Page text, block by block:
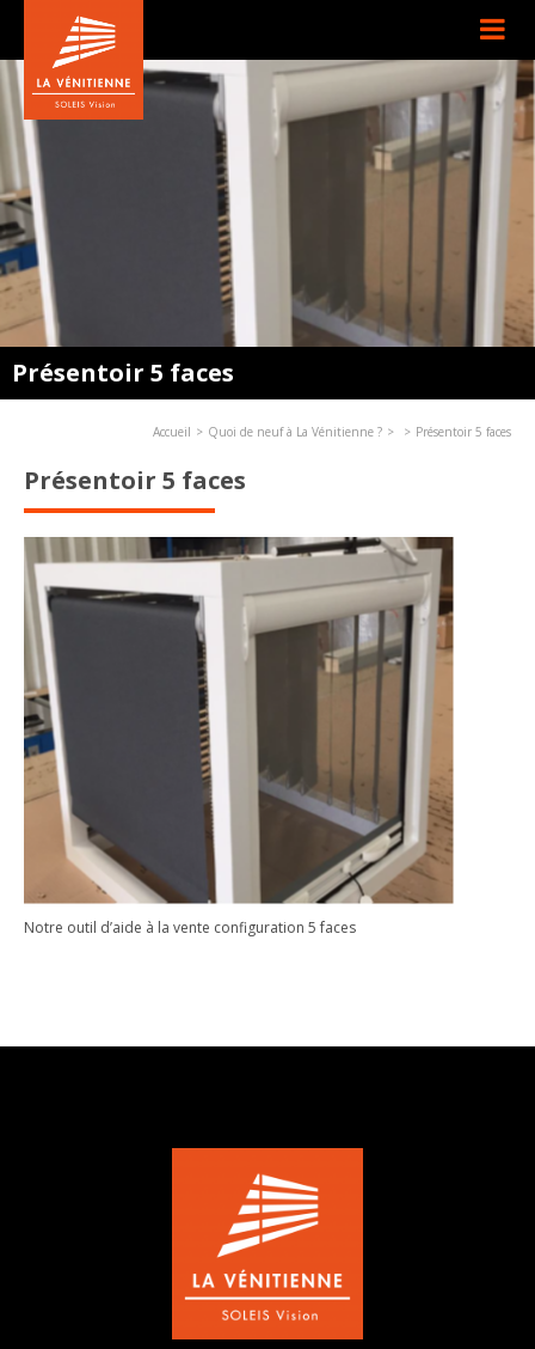
Présentoir 5 faces
Accueil Quoi de neuf à La Vénitienne ? Présentoir 5 faces
Présentoir 5 faces
Notre outil d’aide à la vente configuration 5 faces